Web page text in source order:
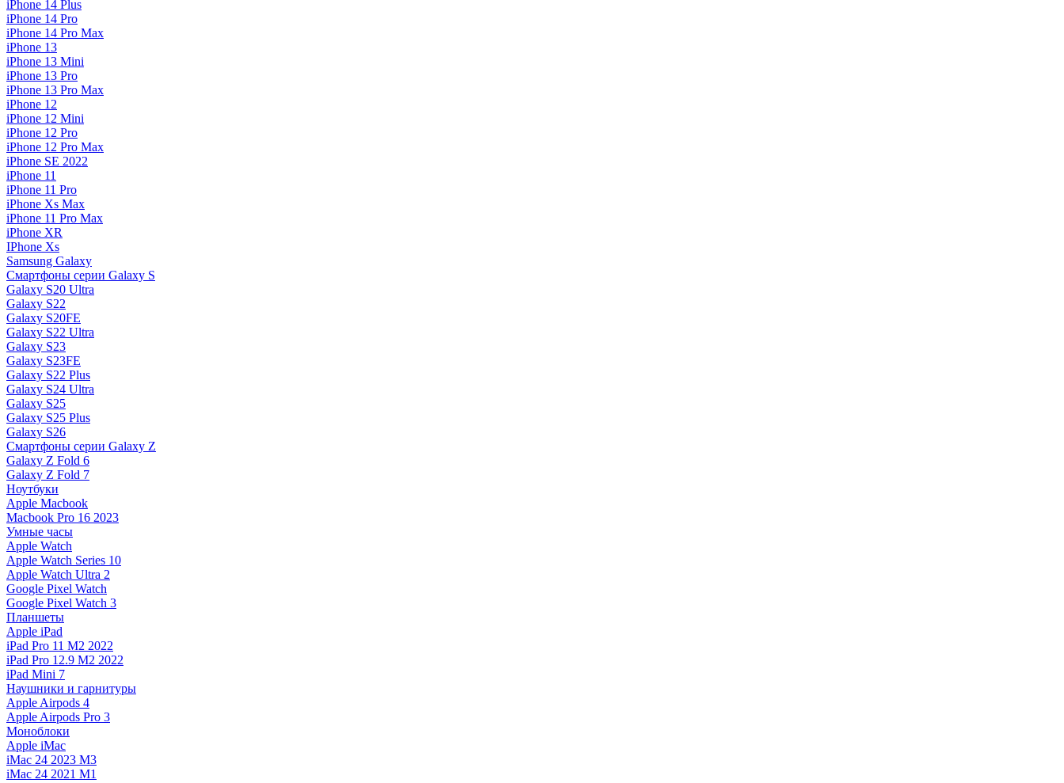
iPhone 14 Plus
iPhone 14 Pro
iPhone 14 Pro Max
iPhone 13
iPhone 13 Mini
iPhone 13 Pro
iPhone 13 Pro Max
iPhone 12
iPhone 12 Mini
iPhone 12 Pro
iPhone 12 Pro Max
iPhone SE 2022
iPhone 11
iPhone 11 Pro
iPhone Xs Max
iPhone 11 Pro Max
iPhone XR
IPhone Xs
Samsung Galaxy
Смартфоны серии Galaxy S
Galaxy S20 Ultra
Galaxy S22
Galaxy S20FE
Galaxy S22 Ultra
Galaxy S23
Galaxy S23FE
Galaxy S22 Plus
Galaxy S24 Ultra
Galaxy S25
Galaxy S25 Plus
Galaxy S26
Смартфоны серии Galaxy Z
Galaxy Z Fold 6
Galaxy Z Fold 7
Ноутбуки
Apple Macbook
Macbook Pro 16 2023
Умные часы
Apple Watch
Apple Watch Series 10
Apple Watch Ultra 2
Google Pixel Watch
Google Pixel Watch 3
Планшеты
Apple iPad
iPad Pro 11 M2 2022
iPad Pro 12.9 M2 2022
iPad Mini 7
Наушники и гарнитуры
Apple Airpods 4
Apple Airpods Pro 3
Моноблоки
Apple iMac
iMac 24 2023 M3
iMac 24 2021 M1